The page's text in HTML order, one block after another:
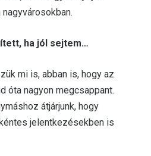
ha jól sejtem…
mi is, abban is, hogy az
óta nagyon megcsappant.
átjárjunk, hogy
jelentkezésekben is